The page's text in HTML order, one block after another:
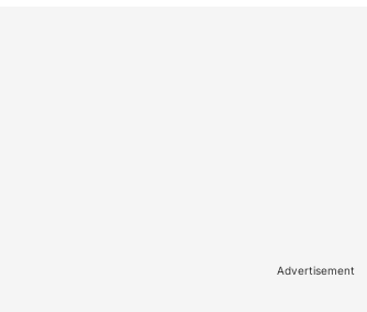
Advertisement